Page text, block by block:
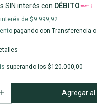
SIN interés con DÉBITO
de $9.999,92
pagando con Transferencia o
superando los $120.000,00